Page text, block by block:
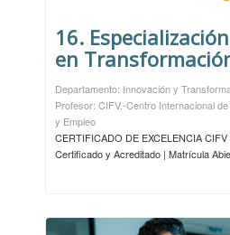
16.
en
Departamento: Innovación y
Profesor: CIFV.-Centro Internacional
y Empleo
CERTIFICADO DE EXCELENCIA
Certificado y Acreditado | Matrícula